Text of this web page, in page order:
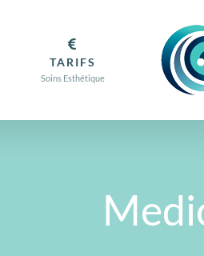
TARIFS
Soins Esthétique